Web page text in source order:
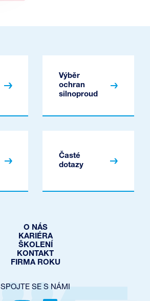
Výběr
ochran
silnoproud
Časté
dotazy
O NÁS
KARIÉRA
ŠKOLENÍ
KONTAKT
FIRMA ROKU
SPOJTE SE S NÁMI